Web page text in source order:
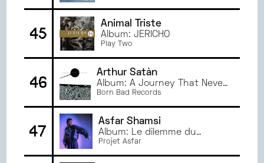
45
Animal Triste
Album: JERICHO
Play Two
46
Arthur Satàn
Album: A Journey That Never
Was
Born Bad Records
47
Asfar Shamsi
Album: Le dilemme du
hérisson
Projet Asfar